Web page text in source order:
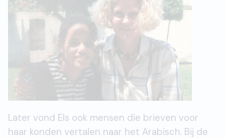
Later vond Els ook mensen die brieven voor
haar konden vertalen naar het Arabisch. Bij de